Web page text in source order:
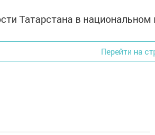
Татарстана в
Перейти на